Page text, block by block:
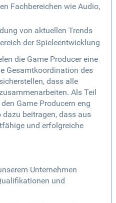
Fachbereichen wie Audio,
von aktuellen Trends
der Spieleentwicklung
die Game Producer eine
Gesamtkoordination des
dass alle
Als Teil
Game Producern eng
beitragen, dass aus
und erfolgreiche
Unternehmen
und